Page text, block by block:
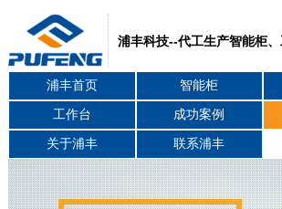
浦丰科技--代工生产智能柜
浦丰首页 智能柜
工作台 成功案例
关于浦丰 联系浦丰